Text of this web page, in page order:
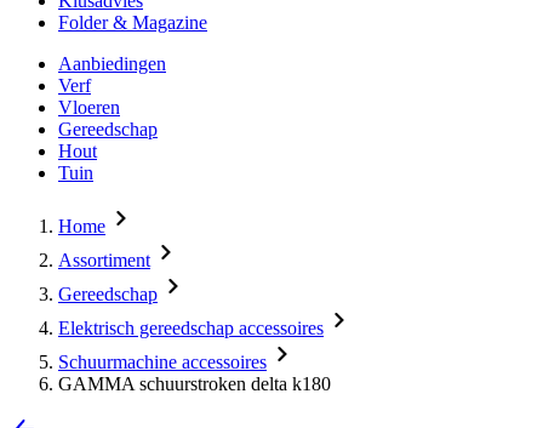
Folder & Magazine
Aanbiedingen
Verf
Vloeren
Gereedschap
Hout
Tuin
Home
Assortiment
Gereedschap
Elektrisch gereedschap accessoires
Schuurmachine accessoires
GAMMA schuurstroken delta k180